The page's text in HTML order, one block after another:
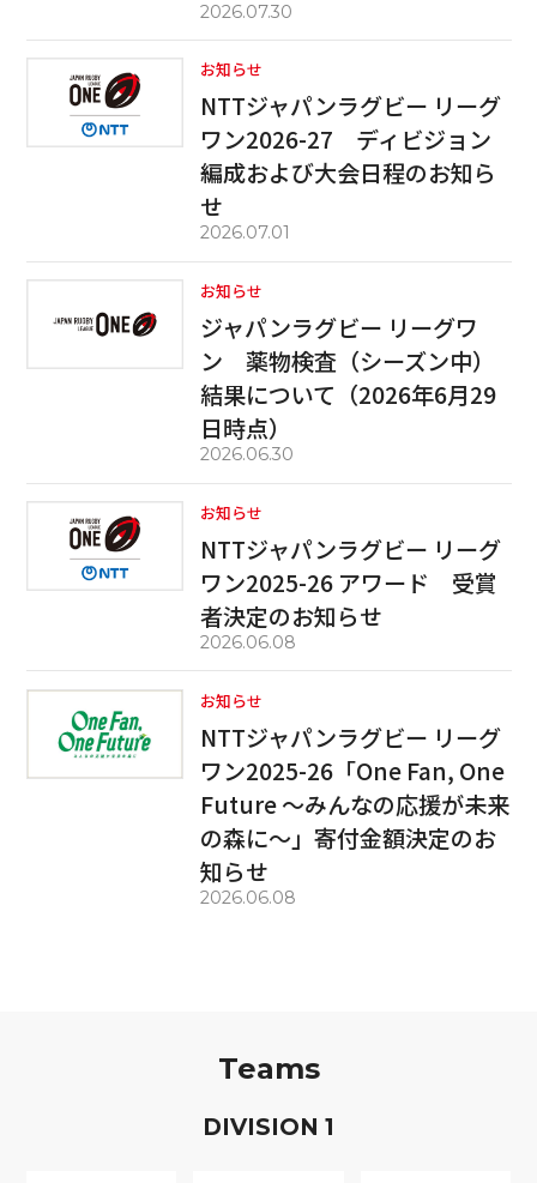
2026.07.30
お知らせ
NTTジャパンラグビー リーグ
ワン2026-27 ディビジョン
編成および大会日程のお知ら
せ
2026.07.01
お知らせ
ジャパンラグビー リーグワ
ン 薬物検査（シーズン中）
結果について（2026年6月29
日時点）
2026.06.30
お知らせ
NTTジャパンラグビー リーグ
ワン2025-26 アワード 受賞
者決定のお知らせ
2026.06.08
お知らせ
NTTジャパンラグビー リーグ
ワン2025-26「One Fan, One
Future ～みんなの応援が未来
の森に～」寄付金額決定のお
知らせ
2026.06.08
Teams
DIVISION 1